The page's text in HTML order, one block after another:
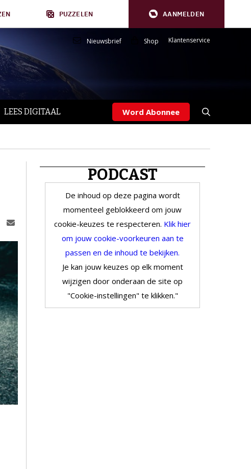
PUZZELEN AANMELDEN
Nieuwsbrief Shop Klantenservice
LEES DIGITAAL Word Abonnee
PODCAST
De inhoud op deze pagina wordt
momenteel geblokkeerd om jouw
cookie-keuzes te respecteren. Klik hier
om jouw cookie-voorkeuren aan te
passen en de inhoud te bekijken.
Je kan jouw keuzes op elk moment
wijzigen door onderaan de site op
"Cookie-instellingen" te klikken."